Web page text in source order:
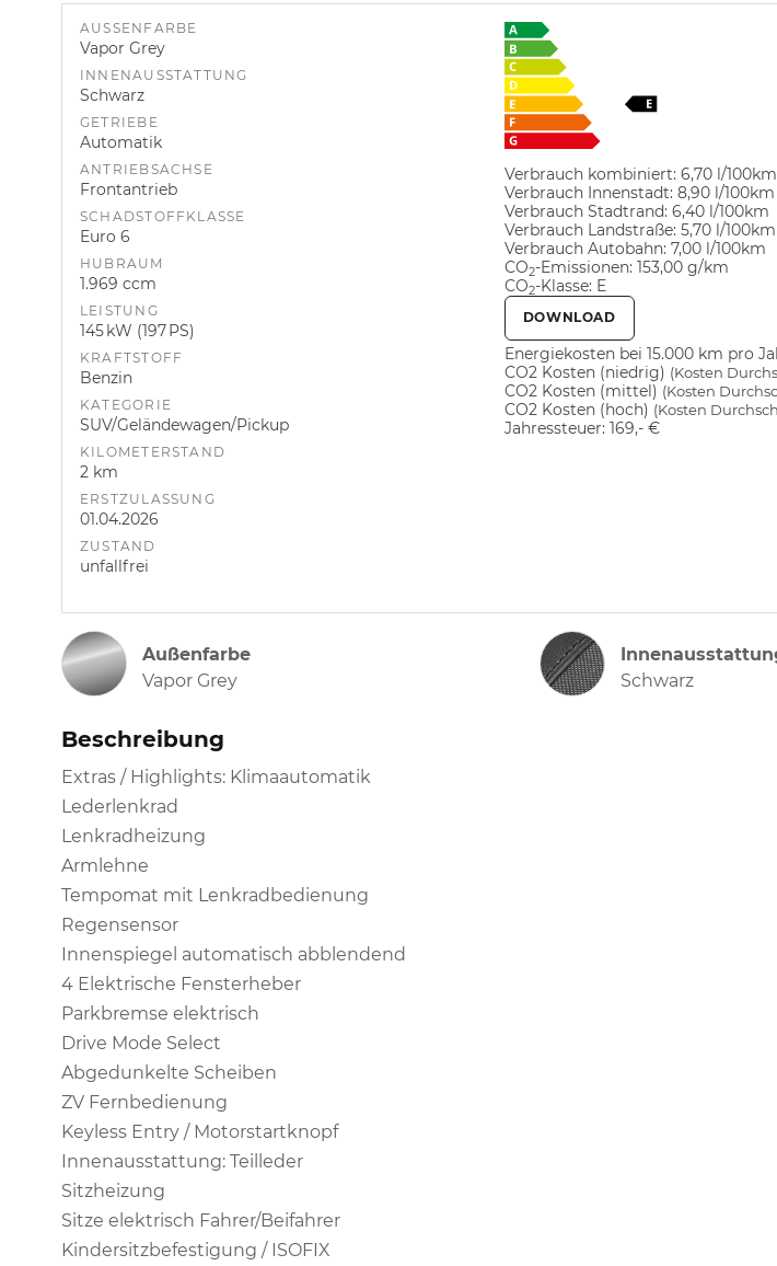
AUSSENFARBE
Vapor Grey
INNENAUSSTATTUNG
Schwarz
GETRIEBE
Automatik
ANTRIEBSACHSE
Frontantrieb
SCHADSTOFFKLASSE
Euro 6
HUBRAUM
1.969 ccm
LEISTUNG
145 kW (197 PS)
KRAFTSTOFF
Benzin
KATEGORIE
SUV/Geländewagen/Pickup
KILOMETERSTAND
2 km
ERSTZULASSUNG
01.04.2026
ZUSTAND
unfallfrei
Verbrauch kombiniert: 6,70 l/100km
Verbrauch Innenstadt: 8,90 l/100km
Verbrauch Stadtrand: 6,40 l/100km
Verbrauch Landstraße: 5,70 l/100km
Verbrauch Autobahn: 7,00 l/100km
CO2-Emissionen: 153,00 g/km
CO2-Klasse: E
DOWNLOAD
Energiekosten bei 15.000 km pro
CO2 Kosten (niedrig) (Kosten
CO2 Kosten (mittel) (Kosten
CO2 Kosten (hoch) (Kosten
Jahressteuer: 169,- €
Außenfarbe
Vapor Grey
Innenausstattung
Schwarz
Beschreibung
Extras / Highlights: Klimaautomatik
Lederlenkrad
Lenkradheizung
Armlehne
Tempomat mit Lenkradbedienung
Regensensor
Innenspiegel automatisch abblendend
4 Elektrische Fensterheber
Parkbremse elektrisch
Drive Mode Select
Abgedunkelte Scheiben
ZV Fernbedienung
Keyless Entry / Motorstartknopf
Innenausstattung: Teilleder
Sitzheizung
Sitze elektrisch Fahrer/Beifahrer
Kindersitzbefestigung / ISOFIX